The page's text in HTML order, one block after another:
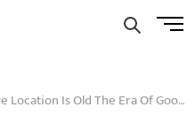
Menu
Google Plus Codes Has Arrived Know Everything About This New Feature